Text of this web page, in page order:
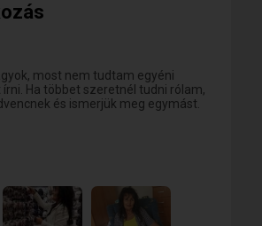
most nem tudtam egyéni
Ha többet szeretnél tudni rólam,
és ismerjük meg egymást.